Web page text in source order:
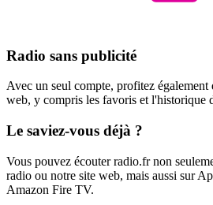
Radio sans publicité
Avec un seul compte, profitez également
web, y compris les favoris et l'historique
Le saviez-vous déjà ?
Vous pouvez écouter radio.fr non
radio ou notre site web, mais aussi sur
Amazon Fire TV.